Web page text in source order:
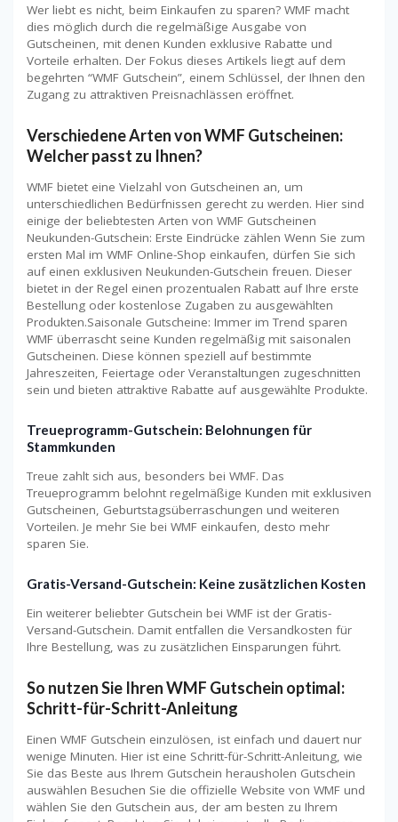
Wer liebt es nicht, beim Einkaufen zu sparen? WMF macht
dies möglich durch die regelmäßige Ausgabe von
Gutscheinen, mit denen Kunden exklusive Rabatte und
Vorteile erhalten. Der Fokus dieses Artikels liegt auf dem
begehrten “WMF Gutschein”, einem Schlüssel, der Ihnen den
Zugang zu attraktiven Preisnachlässen eröffnet.
Verschiedene Arten von WMF Gutscheinen:
Welcher passt zu Ihnen?
WMF bietet eine Vielzahl von Gutscheinen an, um
unterschiedlichen Bedürfnissen gerecht zu werden. Hier sind
einige der beliebtesten Arten von WMF Gutscheinen
Neukunden-Gutschein: Erste Eindrücke zählen Wenn Sie zum
ersten Mal im WMF Online-Shop einkaufen, dürfen Sie sich
auf einen exklusiven Neukunden-Gutschein freuen. Dieser
bietet in der Regel einen prozentualen Rabatt auf Ihre erste
Bestellung oder kostenlose Zugaben zu ausgewählten
Produkten.Saisonale Gutscheine: Immer im Trend sparen
WMF überrascht seine Kunden regelmäßig mit saisonalen
Gutscheinen. Diese können speziell auf bestimmte
Jahreszeiten, Feiertage oder Veranstaltungen zugeschnitten
sein und bieten attraktive Rabatte auf ausgewählte Produkte.
Treueprogramm-Gutschein: Belohnungen für
Stammkunden
Treue zahlt sich aus, besonders bei WMF. Das
Treueprogramm belohnt regelmäßige Kunden mit exklusiven
Gutscheinen, Geburtstagsüberraschungen und weiteren
Vorteilen. Je mehr Sie bei WMF einkaufen, desto mehr
sparen Sie.
Gratis-Versand-Gutschein: Keine zusätzlichen Kosten
Ein weiterer beliebter Gutschein bei WMF ist der Gratis-
Versand-Gutschein. Damit entfallen die Versandkosten für
Ihre Bestellung, was zu zusätzlichen Einsparungen führt.
So nutzen Sie Ihren WMF Gutschein optimal:
Schritt-für-Schritt-Anleitung
Einen WMF Gutschein einzulösen, ist einfach und dauert nur
wenige Minuten. Hier ist eine Schritt-für-Schritt-Anleitung, wie
Sie das Beste aus Ihrem Gutschein herausholen Gutschein
auswählen Besuchen Sie die offizielle Website von WMF und
wählen Sie den Gutschein aus, der am besten zu Ihrem